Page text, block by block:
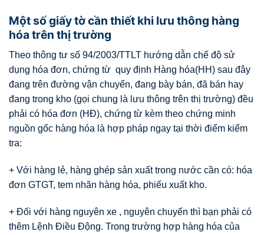
Một số giấy tờ cần thiết khi lưu thông hàng
hóa trên thị trường
Theo thông tư số 94/2003/TTLT hướng dẫn chế độ sử
dụng hóa đơn, chứng từ quy định Hàng hóa(HH) sau đây
đang trên đường vận chuyển, đang bày bán, đã bán hay
đang trong kho (gọi chung là lưu thông trên thị trường) đều
phải có hóa đơn (HĐ), chứng từ kèm theo chứng minh
nguồn gốc hàng hóa là hợp pháp ngay tại thời điểm kiểm
tra:
+ Với hàng lẻ, hàng ghép sản xuất trong nước cần có: hóa
đơn GTGT, tem nhãn hàng hóa, phiếu xuất kho.
+ Đối với hàng nguyên xe , nguyên chuyến thì bạn phải có
thêm Lệnh Điều Động. Trong trường hợp hàng hóa của